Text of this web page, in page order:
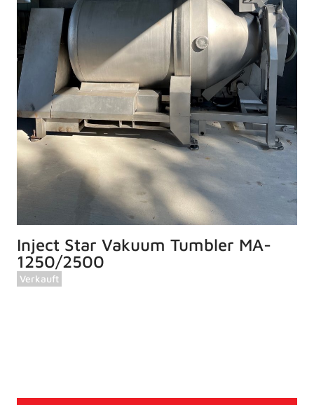
Inject Star Vakuum Tumbler MA-
1250/2500
Verkauft